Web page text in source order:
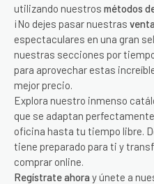
utilizando nuestros métodos
¡No dejes pasar nuestras
espectaculares en una gran
nuestras secciones por
para aprovechar estas
mejor precio.
Explora nuestro inmenso
que se adaptan
oficina hasta tu tiempo libre.
tiene preparado para ti y
comprar online.
Regístrate ahora y únete a